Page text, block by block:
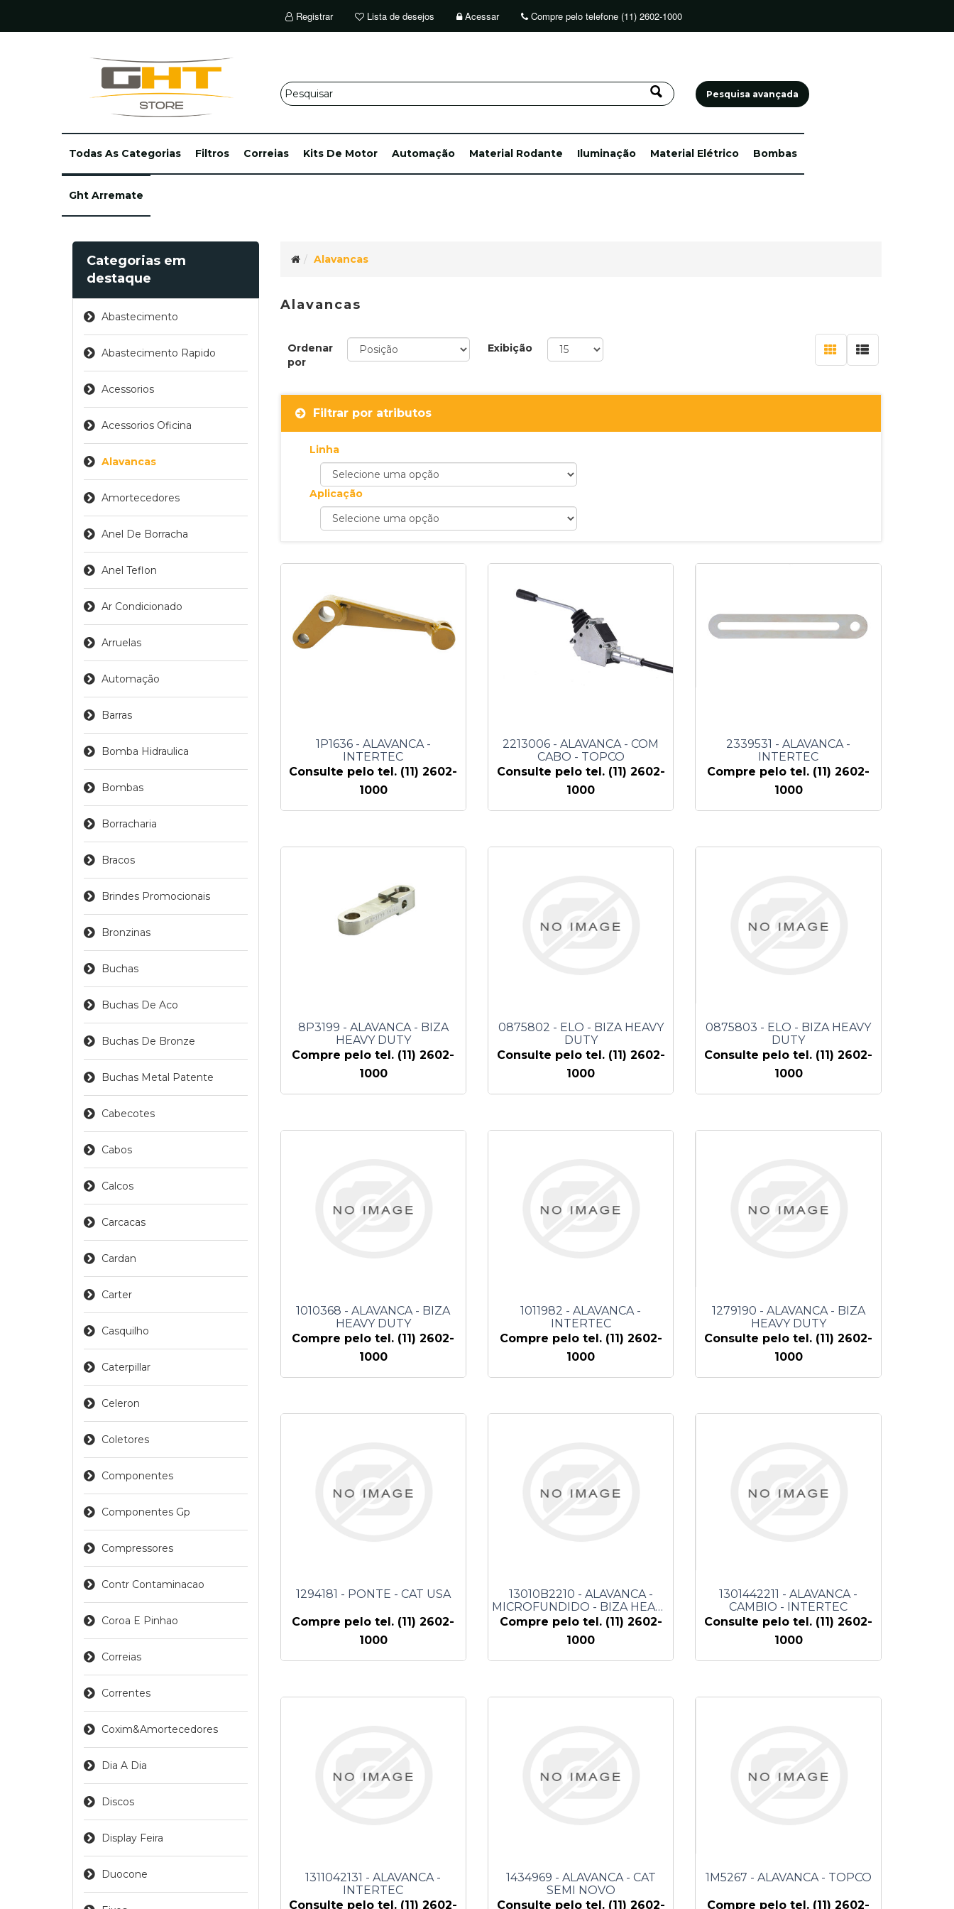
Registrar Lista de desejos Acessar Compre pelo telefone (11) 2602-1000
Pesquisa avançada
Todas As Categorias Filtros Correias Kits De Motor Automação Material Rodante Iluminação Material Elétrico Bombas
Ght Arremate
Categorias em
destaque
Abastecimento
Abastecimento Rapido
Acessorios
Acessorios Oficina
Alavancas
Amortecedores
Anel De Borracha
Anel Teflon
Ar Condicionado
Arruelas
Automação
Barras
Bomba Hidraulica
Bombas
Borracharia
Bracos
Brindes Promocionais
Bronzinas
Buchas
Buchas De Aco
Buchas De Bronze
Buchas Metal Patente
Cabecotes
Cabos
Calcos
Carcacas
Cardan
Carter
Casquilho
Caterpillar
Celeron
Coletores
Componentes
Componentes Gp
Compressores
Contr Contaminacao
Coroa E Pinhao
Correias
Correntes
Coxim&amortecedores
Dia A Dia
Discos
Display Feira
Duocone
Alavancas
Alavancas
Ordenar
por
Exibição
Filtrar por atributos
Linha
Aplicação
1P1636 - ALAVANCA -
INTERTEC
Consulte pelo tel. (11) 2602-
1000
2213006 - ALAVANCA - COM
CABO - TOPCO
Consulte pelo tel. (11) 2602-
1000
2339531 - ALAVANCA -
INTERTEC
Compre pelo tel. (11) 2602-
1000
8P3199 - ALAVANCA - BIZA
HEAVY DUTY
Compre pelo tel. (11) 2602-
1000
0875802 - ELO - BIZA HEAVY
DUTY
Consulte pelo tel. (11) 2602-
1000
0875803 - ELO - BIZA HEAVY
DUTY
Consulte pelo tel. (11) 2602-
1000
1010368 - ALAVANCA - BIZA
HEAVY DUTY
Compre pelo tel. (11) 2602-
1000
1011982 - ALAVANCA -
INTERTEC
Compre pelo tel. (11) 2602-
1000
1279190 - ALAVANCA - BIZA
HEAVY DUTY
Consulte pelo tel. (11) 2602-
1000
1294181 - PONTE - CAT USA
Compre pelo tel. (11) 2602-
1000
13010B2210 - ALAVANCA -
MICROFUNDIDO - BIZA HEAVY
DUTY
Compre pelo tel. (11) 2602-
1000
1301442211 - ALAVANCA -
CAMBIO - INTERTEC
Consulte pelo tel. (11) 2602-
1000
1311042131 - ALAVANCA -
INTERTEC
Consulte pelo tel. (11) 2602-
1434969 - ALAVANCA - CAT
SEMI NOVO
Consulte pelo tel. (11) 2602-
1M5267 - ALAVANCA - TOPCO
Compre pelo tel. (11) 2602-